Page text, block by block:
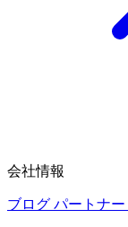
会社情報
ブログ パートナー